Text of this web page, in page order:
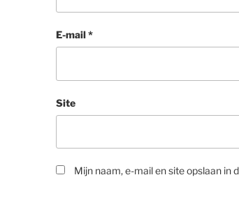
E-mail*
Site
Mijn naam, e-mail en site opslaan in